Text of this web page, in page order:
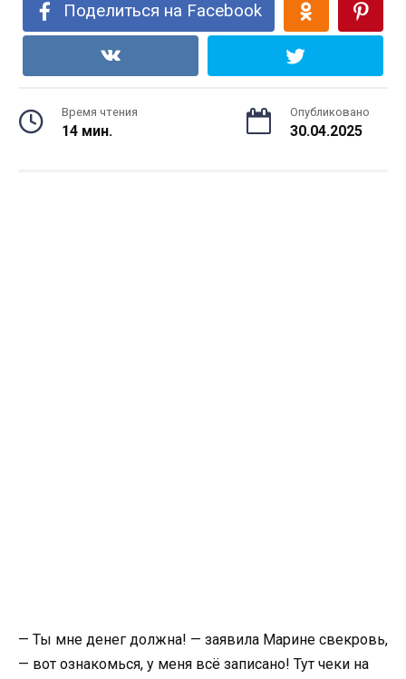
Поделиться на Facebook
Время чтения
14 мин.
Опубликовано
30.04.2025
— Ты мне денег должна! — заявила Марине свекровь,
— вот ознакомься, у меня всё записано! Тут чеки на